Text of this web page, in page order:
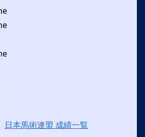
日本馬術連盟 成績一覧